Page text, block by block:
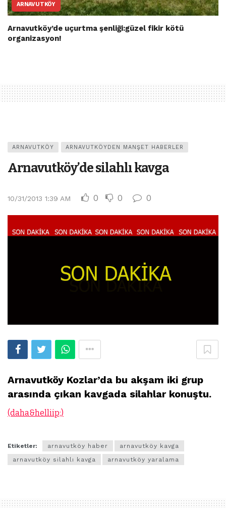
ARNAVUTKÖY
Arnavutköy’de uçurtma şenliği:güzel fikir kötü
organizasyon!
ARNAVUTKÖY ARNAVUTKÖYDEN MANŞET HABERLER
Arnavutköy’de silahlı kavga
10/31/2013 1:39 AM 0 0 0
Arnavutköy Kozlar’da bu akşam iki grup
arasında çıkan kavgada silahlar konuştu.
(daha&helliip;)
Etiketler: arnavutköy haber
arnavutköy kavga
arnavutköy silahlı kavga
arnavutköy yaralama